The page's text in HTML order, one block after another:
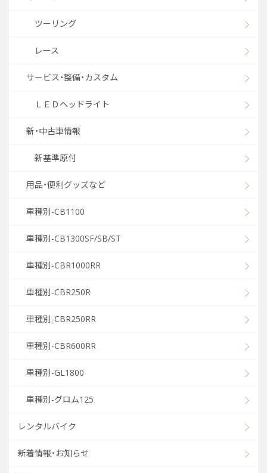
ツーリング
レース
サービス・整備・カスタム
ＬＥＤヘッドライト
新・中古車情報
新基準原付
用品・便利グッズなど
車種別-CB1100
車種別-CB1300SF/SB/ST
車種別-CBR1000RR
車種別-CBR250R
車種別-CBR250RR
車種別-CBR600RR
車種別-GL1800
車種別-グロム125
レンタルバイク
新着情報・お知らせ